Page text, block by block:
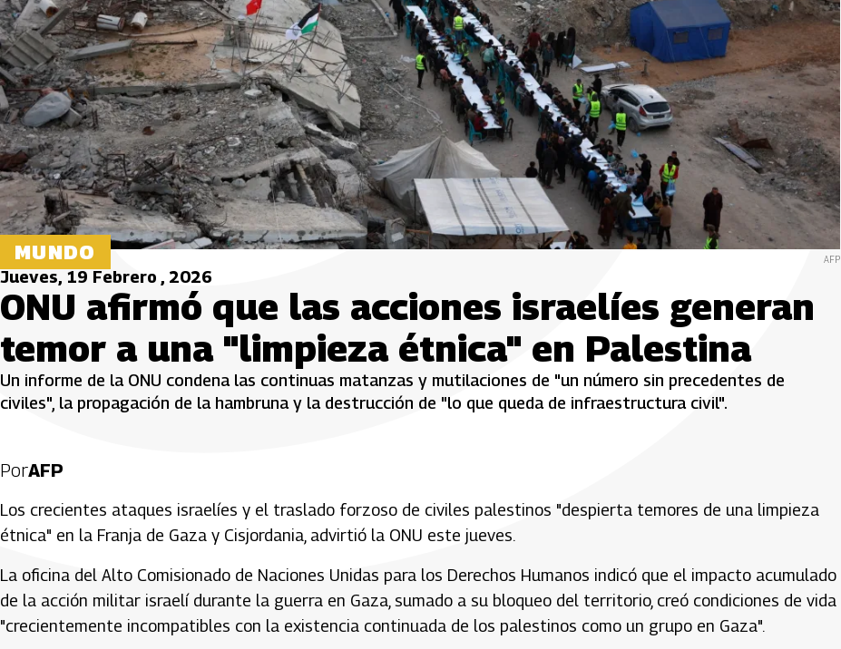
MUNDO AFP
Jueves, 19 Febrero , 2026
ONU afirmó que las acciones israelíes generan
temor a una "limpieza étnica" en Palestina
Un informe de la ONU condena las continuas matanzas y mutilaciones de "un número sin precedentes de
civiles", la propagación de la hambruna y la destrucción de "lo que queda de infraestructura civil".
PorAFP
Los crecientes ataques israelíes y el traslado forzoso de civiles palestinos "despierta temores de una limpieza
étnica" en la Franja de Gaza y Cisjordania, advirtió la ONU este jueves.
La oficina del Alto Comisionado de Naciones Unidas para los Derechos Humanos indicó que el impacto acumulado
de la acción militar israelí durante la guerra en Gaza, sumado a su bloqueo del territorio, creó condiciones de vida
"crecientemente incompatibles con la existencia continuada de los palestinos como un grupo en Gaza".